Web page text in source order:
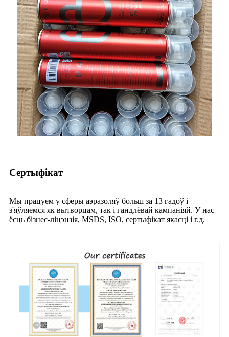
Сертыфікат
Мы працуем у сферы аэразоляў больш за 13 гадоў і
з'яўляемся як вытворцам, так і гандлёвай кампаніяй. У нас
ёсць бізнес-ліцэнзія, MSDS, ISO, сертыфікат якасці і г.д.